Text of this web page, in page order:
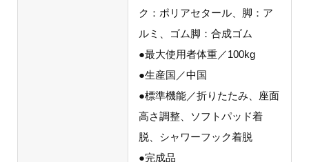
ク：ポリアセタール、脚：ア
ルミ、ゴム脚：合成ゴム
●最大使用者体重／100kg
●生産国／中国
●標準機能／折りたたみ、座面
高さ調整、ソフトパッド着
脱、シャワーフック着脱
●完成品